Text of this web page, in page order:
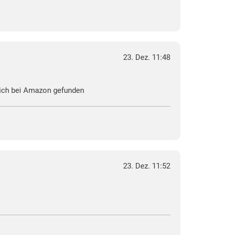
23. Dez. 11:48
bei Amazon gefunden
23. Dez. 11:52